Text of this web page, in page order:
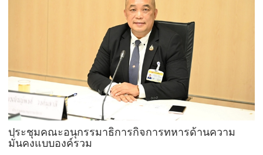
ประชุมคณะอนุกรรมาธิการกิจการทหารด้านความ
มั่นคงแบบองค์รวม